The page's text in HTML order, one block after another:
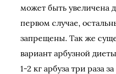
может быть увеличена
первом случае,
запрещены. Так же
вариант арбузной
1-2 кг арбуза три раза